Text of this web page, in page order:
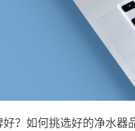
？如何挑选好的净水器